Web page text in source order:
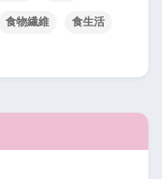
食物繊維 食生活